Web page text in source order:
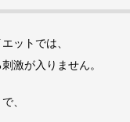
ットでは、
激が入りません。
、